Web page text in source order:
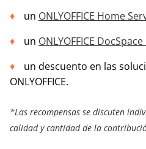
un ONLYOFFICE Home
un ONLYOFFICE
un descuento en las
ONLYOFFICE.
*Las recompensas se discuten
calidad y cantidad de la